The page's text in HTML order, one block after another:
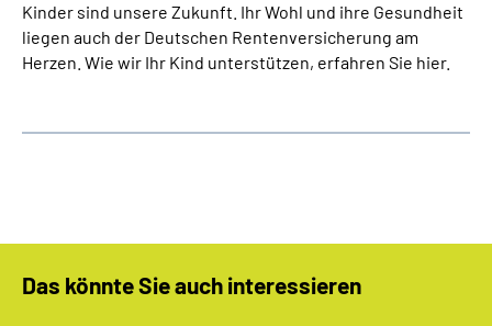
Kinder sind unsere Zukunft. Ihr Wohl und ihre Gesundheit
liegen auch der Deutschen Rentenversicherung am
Herzen. Wie wir Ihr Kind unterstützen, erfahren Sie hier.
Das könnte Sie auch interessieren